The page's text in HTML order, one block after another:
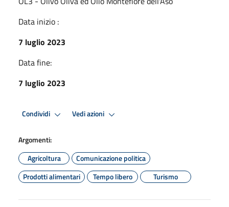
Data inizio :
7 luglio 2023
Data fine:
7 luglio 2023
Condividi Vedi azioni
Argomenti:
Agricoltura
Comunicazione politica
Prodotti alimentari
Tempo libero Turismo